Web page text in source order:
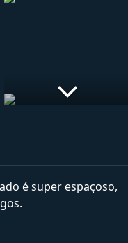
é super espaçoso,